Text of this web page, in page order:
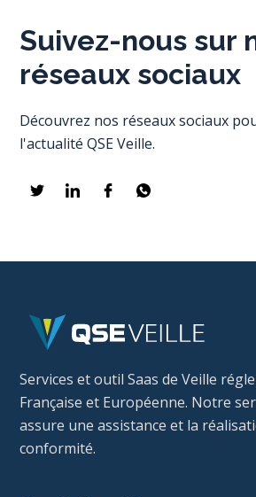
Suivez-nous sur
réseaux sociaux
Découvrez nos réseaux sociaux
l'actualité QSE Veille.
Services et outil Saas de Veille
Française et Européenne. Notre
assure une assistance et la
conformité.